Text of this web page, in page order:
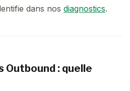
dans nos diagnostics.
Outbound : quelle